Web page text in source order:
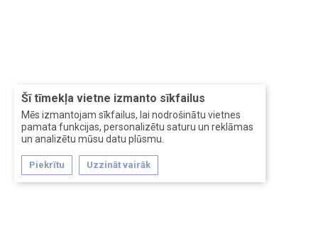
Šī tīmekļa vietne izmanto sīkfailus
Mēs izmantojam sīkfailus, lai nodrošinātu vietnes
pamata funkcijas, personalizētu saturu un reklāmas
un analizētu mūsu datu plūsmu.
Piekrītu Uzzināt vairāk